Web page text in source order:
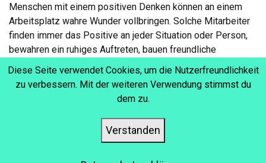
Menschen mit einem positiven Denken können an einem
Arbeitsplatz wahre Wunder vollbringen. Solche Mitarbeiter
finden immer das Positive an jeder Situation oder Person,
bewahren ein ruhiges Auftreten, bauen freundliche
Beziehungen zu ihren Kollegen auf, lassen Humor in die
täglichen Interaktionen einfließen und unterlassen jegliches
schädliche Verhalten. Wenn Ihre Mitarbeiter diese
ein freundlicheres und sicheres Arbeitsumfeld zu schaffen,
das Stress reduziert, Beziehungen verbessert, das
Diese Seite verwendet Cookies, um die Nutzerfreundlichkeit
zu verbessern. Mit der weiteren Verwendung stimmst du
dem zu.
Verstanden